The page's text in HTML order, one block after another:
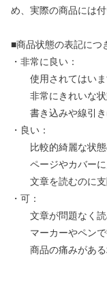
め、実際の商品には
■商品状態の表記につ
・非常に良い：
使用されてはいま
非常にきれいな状
書き込みや線引き
・良い：
比較的綺麗な状態
ページやカバーに
文章を読むのに支
・可：
文章が問題なく読
マーカーやペンで
商品の痛みがある